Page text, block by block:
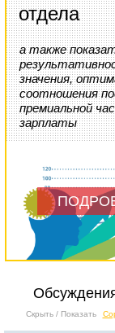
отдела
а также
значения,
соотношения
премиальной
зарплаты
Скрыть / Показать